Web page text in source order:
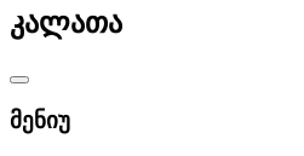
კალათა
Catalog
Menu
მენიუ